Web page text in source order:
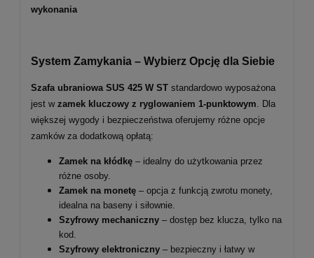
wykonania
System Zamykania – Wybierz Opcję dla Siebie
Szafa ubraniowa SUS 425 W ST standardowo wyposażona
jest w zamek kluczowy z ryglowaniem 1-punktowym. Dla
większej wygody i bezpieczeństwa oferujemy różne opcje
zamków za dodatkową opłatą:
Zamek na kłódkę – idealny do użytkowania przez
różne osoby.
Zamek na monetę – opcja z funkcją zwrotu monety,
idealna na baseny i siłownie.
Szyfrowy mechaniczny – dostęp bez klucza, tylko na
kod.
Szyfrowy elektroniczny – bezpieczny i łatwy w